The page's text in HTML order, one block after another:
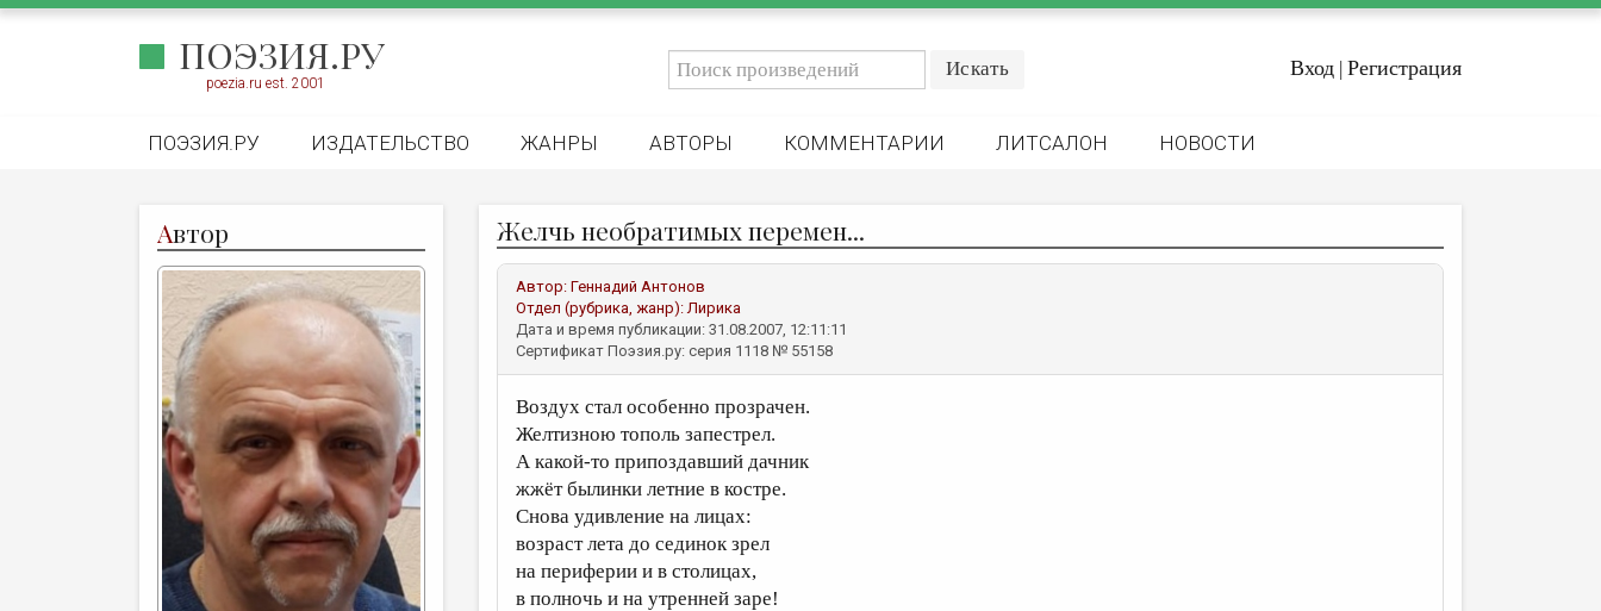
ПОЭЗИЯ.РУ
poezia.ru est. 2001
Вход | Регистрация
ПОЭЗИЯ.РУ ИЗДАТЕЛЬСТВО ЖАНРЫ АВТОРЫ КОММЕНТАРИИ ЛИТСАЛОН НОВОСТИ
Автор Желчь необратимых перемен...
Автор: Геннадий Антонов
Отдел (рубрика, жанр):Лирика
Дата и время публикации: 31.08.2007, 12:11:11
Сертификат Поэзия.ру: серия 1118 № 55158
Воздух стал особенно прозрачен.
Желтизною тополь запестрел.
А какой-то припоздавший дачник
жжёт былинки летние в костре.
Снова удивление на лицах:
возраст лета до сединок зрел
на периферии и в столицах,
в полночь и на утренней заре!